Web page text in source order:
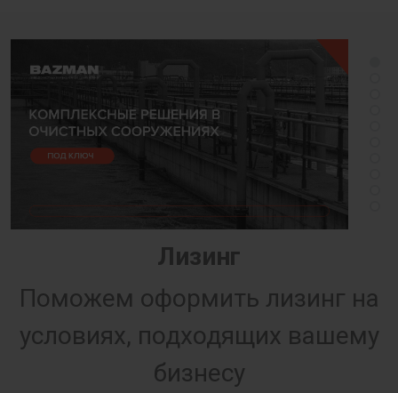
Лизинг
Поможем оформить лизинг на
условиях, подходящих вашему
бизнесу